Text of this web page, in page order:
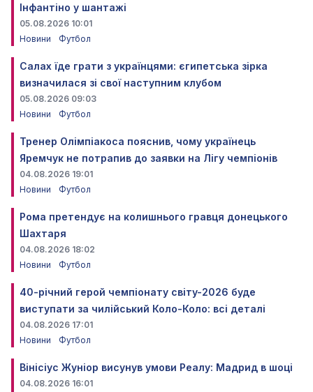
Інфантіно у шантажі
05.08.2026 10:01
Новини
Футбол
Салах їде грати з українцями: єгипетська зірка
визначилася зі свої наступним клубом
05.08.2026 09:03
Новини
Футбол
Тренер Олімпіакоса пояснив, чому українець
Яремчук не потрапив до заявки на Лігу чемпіонів
04.08.2026 19:01
Новини
Футбол
Рома претендує на колишнього гравця донецького
Шахтаря
04.08.2026 18:02
Новини
Футбол
40-річний герой чемпіонату світу-2026 буде
виступати за чилійський Коло-Коло: всі деталі
04.08.2026 17:01
Новини
Футбол
Вінісіус Жуніор висунув умови Реалу: Мадрид в шоці
04.08.2026 16:01